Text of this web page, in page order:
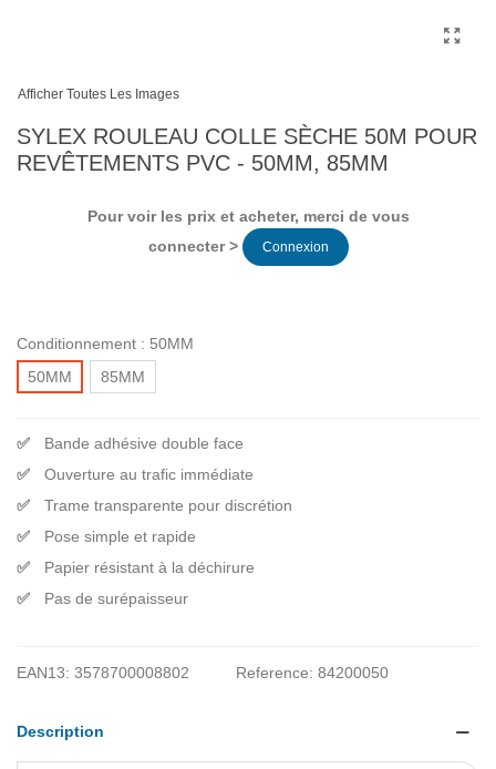
Afficher Toutes Les Images
SYLEX ROULEAU COLLE SÈCHE 50M POUR
REVÊTEMENTS PVC - 50MM, 85MM
Pour voir les prix et acheter, merci de vous
connecter >
Connexion
Conditionnement : 50MM
50MM
85MM
Bande adhésive double face
Ouverture au trafic immédiate
Trame transparente pour discrétion
Pose simple et rapide
Papier résistant à la déchirure
Pas de surépaisseur
EAN13: 3578700008802 Reference: 84200050
Description